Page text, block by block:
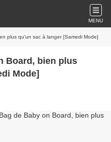
MENU
plus qu'un sac à langer [Samedi Mode]
Board, bien plus
Mode]